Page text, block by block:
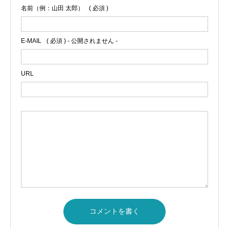
名前（例：山田 太郎） ( 必須 )
E-MAIL ( 必須 ) - 公開されません -
URL